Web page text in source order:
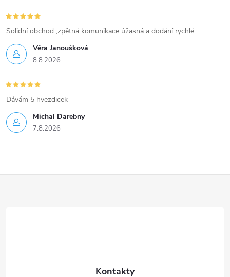
Věra Janoušková
8.8.2026
Solidní obchod ,zpětná komunikace úžasná a dodání rychlé
Michal Darebny
7.8.2026
Dávám 5 hvezdicek